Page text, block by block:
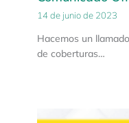
14 de junio de 2023
Hacemos un
de coberturas…